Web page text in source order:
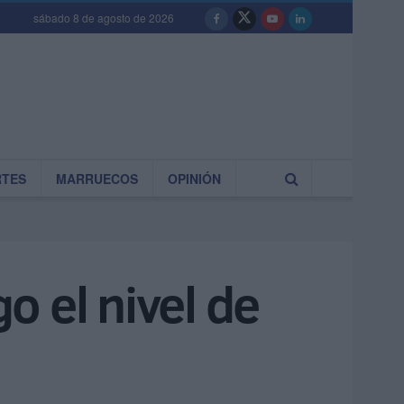
sábado 8 de agosto de 2026
MARRUECOS OPINIÓN
el nivel de